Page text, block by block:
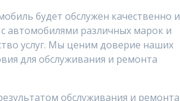
будет обслужен качественно и
автомобилями различных марок и
услуг. Мы ценим доверие наших
для обслуживания и ремонта
обслуживания и ремонта